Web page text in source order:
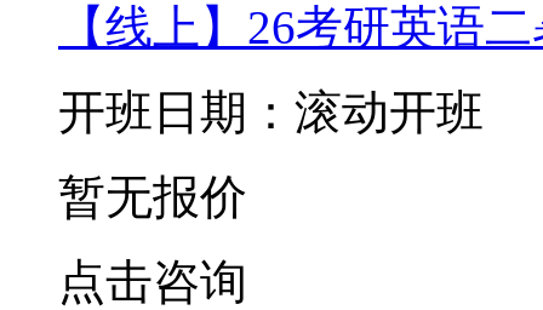
【线上】26考研英语
开班日期：滚动开班
暂无报价
点击咨询